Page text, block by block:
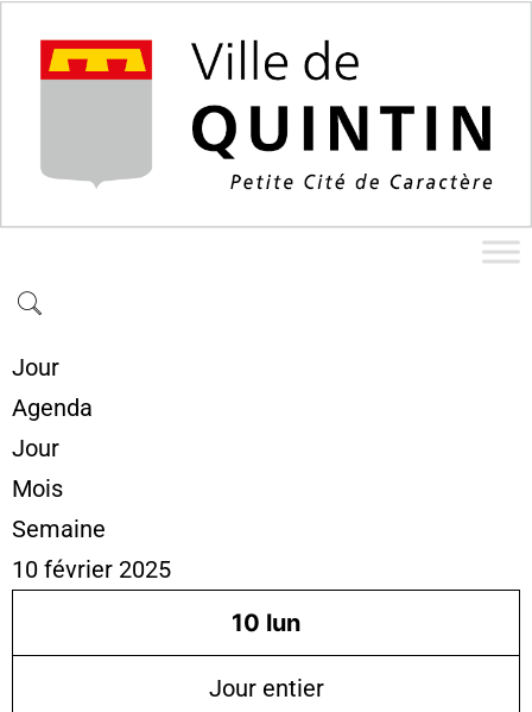
Jour
Agenda
Jour
Mois
Semaine
10 février 2025
10 lun
Jour entier